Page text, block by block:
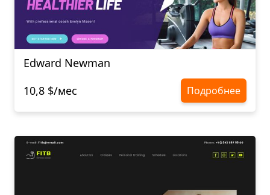
Edward Newman
10,8 $/мес
Подробнее